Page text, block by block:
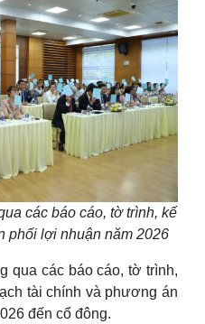
các báo cáo, tờ trình, kế
phối lợi nhuận năm 2026
qua các báo cáo, tờ trình,
tài chính và phương án
đến cổ đông.